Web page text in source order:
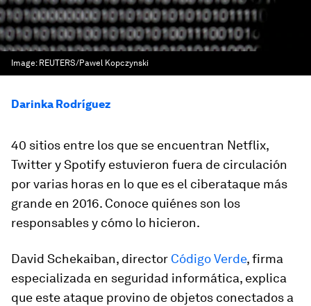
Image: REUTERS/Pawel Kopczynski
Darinka Rodríguez
40 sitios entre los que se encuentran Netflix,
Twitter y Spotify estuvieron fuera de circulación
por varias horas en lo que es el ciberataque más
grande en 2016. Conoce quiénes son los
responsables y cómo lo hicieron.
David Schekaiban, director Código Verde, firma
especializada en seguridad informática, explica
que este ataque provino de objetos conectados a